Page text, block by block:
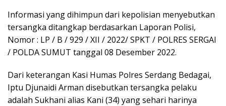
Informasi yang dihimpun dari kepolisian menyebutkan
tersangka ditangkap berdasarkan Laporan Polisi,
Nomor : LP / B / 929 / XII / 2022/ SPKT / POLRES SERGAI
/ POLDA SUMUT tanggal 08 Desember 2022.
Dari keterangan Kasi Humas Polres Serdang Bedagai,
Iptu Djunaidi Arman disebutkan tersangka pelaku
adalah Sukhani alias Kani (34) yang sehari harinya